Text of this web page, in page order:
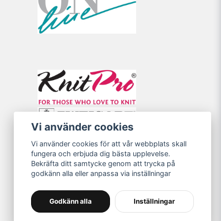
Vi använder cookies
Vi använder cookies för att vår webbplats skall
fungera och erbjuda dig bästa upplevelse.
Bekräfta ditt samtycke genom att trycka på
godkänn alla eller anpassa via inställningar
Godkänn alla Inställningar